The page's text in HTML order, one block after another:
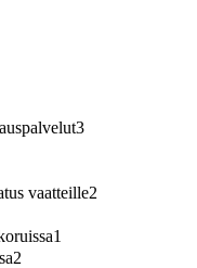
3
vaatteille2
1
2